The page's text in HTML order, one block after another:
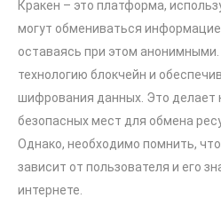
Кракен – это платформа,
могут обмениваться
оставаясь при этом
технологию блокчейн и
шифрования данных. Это делает
безопасных мест для обмена
Однако, необходимо помнить,
зависит от пользователя и его
интернете.